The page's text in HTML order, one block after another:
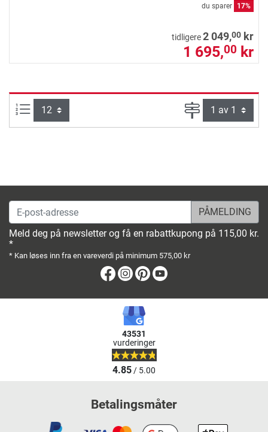
du sparer
17%
tidligere2 049,00 kr
1 695,00 kr
Produkter pr. side: Side
E-post-adresse
Meld deg på newsletter og få en rabattkupong på 115,00 kr.
*
* Kan løses inn fra en vareverdi på minimum 575,00 kr
Facebook
Instagram
Pinterest
43531
vurderinger
4.85/ 5.00
Betalingsmåter